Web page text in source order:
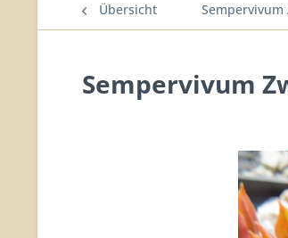
Übersicht Sempervivum
Sempervivum